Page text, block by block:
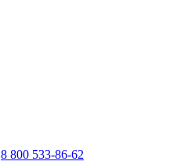
8 800 533-86-62